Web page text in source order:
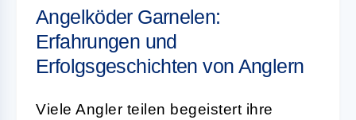
Angelköder Garnelen:
Erfahrungen und
Erfolgsgeschichten von Anglern
Viele Angler teilen begeistert ihre